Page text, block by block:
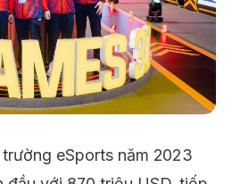
eSports năm 2023